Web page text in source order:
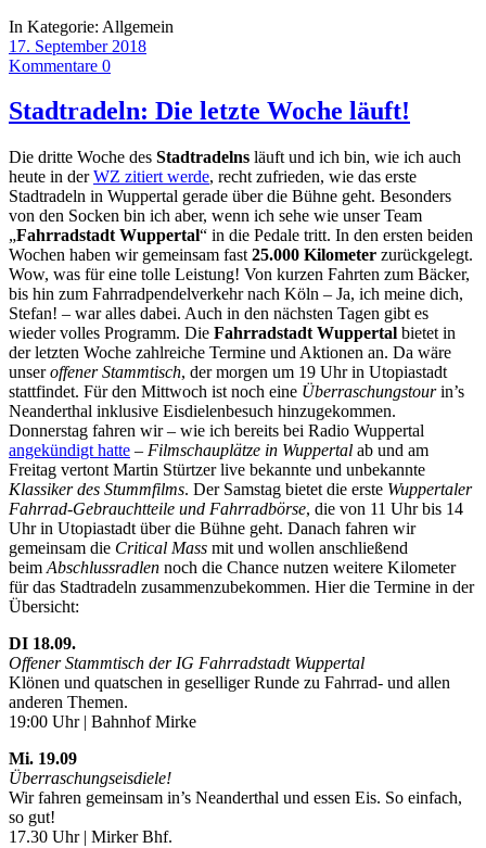
In Kategorie: Allgemein
17. September 2018
Kommentare 0
Stadtradeln: Die letzte Woche läuft!
Die dritte Woche des Stadtradelns läuft und ich bin, wie ich auch
heute in derWZ zitiert werde, recht zufrieden, wie das erste
Stadtradeln in Wuppertal gerade über die Bühne geht. Besonders
von den Socken bin ich aber, wenn ich sehe wie unser Team
„Fahrradstadt Wuppertal“ in die Pedale tritt. In den ersten beiden
Wochen haben wir gemeinsam fast 25.000 Kilometer zurückgelegt.
Wow, was für eine tolle Leistung! Von kurzen Fahrten zum Bäcker,
bis hin zum Fahrradpendelverkehr nach Köln – Ja, ich meine dich,
Stefan! – war alles dabei. Auch in den nächsten Tagen gibt es
wieder volles Programm. Die Fahrradstadt Wuppertal bietet in
der letzten Woche zahlreiche Termine und Aktionen an. Da wäre
unseroffener Stammtisch, der morgen um 19 Uhr in Utopiastadt
stattfindet. Für den Mittwoch ist noch eine Überraschungstourin’s
Neanderthal inklusive Eisdielenbesuch hinzugekommen.
Donnerstag fahren wir – wie ich bereits bei Radio Wuppertal
angekündigt hatte – Filmschauplätze in Wuppertal ab und am
Freitag vertont Martin Stürtzer live bekannte und unbekannte
Klassiker des Stummfilms. Der Samstag bietet die erste Wuppertaler
Fahrrad-Gebrauchtteile und Fahrradbörse, die von 11 Uhr bis 14
Uhr in Utopiastadt über die Bühne geht. Danach fahren wir
gemeinsam die Critical Mass mit und wollen anschließend
beim Abschlussradlen noch die Chance nutzen weitere Kilometer
für das Stadtradeln zusammenzubekommen. Hier die Termine in der
Übersicht:
DI 18.09.
Offener Stammtisch der IG Fahrradstadt Wuppertal
Klönen und quatschen in geselliger Runde zu Fahrrad- und allen
anderen Themen.
19:00 Uhr | Bahnhof Mirke
Mi. 19.09
Überraschungseisdiele!
Wir fahren gemeinsam in’s Neanderthal und essen Eis. So einfach,
so gut!
17.30 Uhr | Mirker Bhf.